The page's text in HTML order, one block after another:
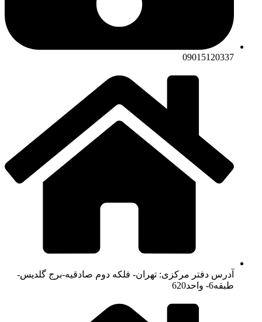
09015120337
آدرس دفتر مرکزی: تهران- فلکه دوم صادقیه-برج گلدیس-
طبقه6- واحد620